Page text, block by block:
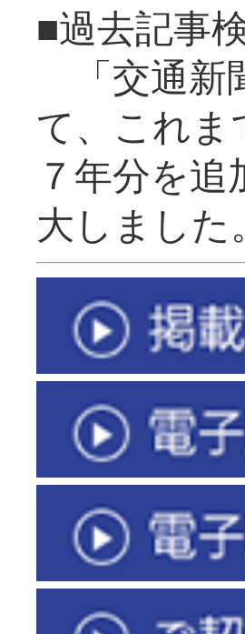
■過去記事
「交通新
て、これ
７年分を
大し